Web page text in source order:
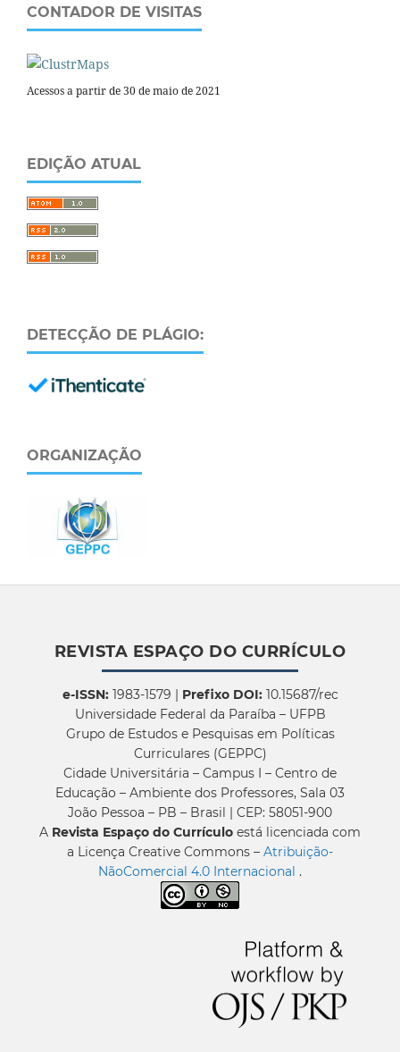
CONTADOR DE VISITAS
Acessos a partir de 30 de maio de 2021
EDIÇÃO ATUAL
DETECÇÃO DE PLÁGIO:
ORGANIZAÇÃO
REVISTA ESPAÇO DO CURRÍCULO
e-ISSN:1983-1579 | Prefixo DOI:10.15687/rec
Universidade Federal da Paraíba – UFPB
Grupo de Estudos e Pesquisas em Políticas
Curriculares (GEPPC)
Cidade Universitária – Campus I – Centro de
Educação – Ambiente dos Professores, Sala 03
João Pessoa – PB – Brasil | CEP: 58051-900
A Revista Espaço do Currículo está licenciada com
a Licença Creative Commons – Atribuição-
NãoComercial 4.0 Internacional .